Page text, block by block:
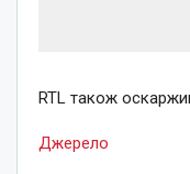
RTL також
Джерело